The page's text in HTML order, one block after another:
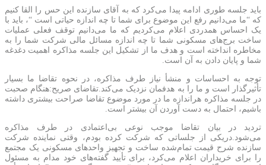
باید جلسه طوری ادامه پیدا می‌کرد که به آقای سازنده این حس را القا کنیم
که “ما می‌دانیم رفع این موضوع برای شما تا چه اندازه حیاتی است “، باید با
یک احساس همدردی اعلام می‌کردیم که ما می‌دانیم توقف فعلی عملیات
ساخت برج‌های مسکونی شما تا چه اندازه مسائل مالی شرکت شما را به
مخاطره انداخته است و هدف ما از تشکیل این جلسه مذاکره اهمیت دغدغه
شما و پایان دادن به آن است.
توجه به احساسات و منشأ نیاز طرف مذاکره، در نحوه تقاضا ما بسیار
تأثیرگذار است و ما را به هدفمان نزدیک می‌کند.تقاضای صریح:هنگام صحبت
در جلسه مذاکره هراندازه ما در مورد موضوع تقاضا صراحت بیشتری داشته
باشیم، احتمال به دست آوردن آن بیشتر است.
تردید در بیان تقاضا موجب نوعی بی‌اعتمادی در طرف مذاکره
می‌شود.دریکی از جلساتی که شرکت کرده بودم، وقتی نماینده شرکت
سازنده شرح قیمت تمام‌شده ساخت و تجهیز واحدهای مسکونی یک مجتمع
را برای خریداران اعلام می‌کرد، برای تأیید گفته‌های خود مدام به مسئول